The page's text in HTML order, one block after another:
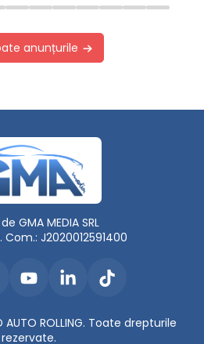
anunțurile
GMA MEDIA SRL
Com.: J2020012591400
ROLLING. Toate drepturile
rezervate.